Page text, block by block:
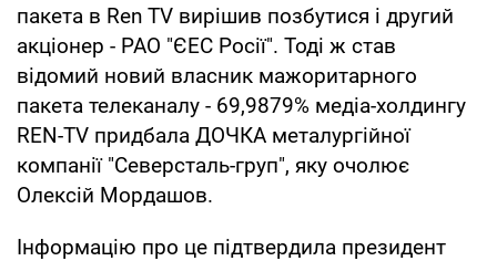
пакета в Ren TV вирішив позбутися і другий
акціонер - РАО "ЄЕС Росії". Тоді ж став
відомий новий власник мажоритарного
пакета телеканалу - 69,9879% медіа-холдингу
REN-TV придбала ДОЧКА металургійної
компанії "Северсталь-груп", яку очолює
Олексій Мордашов.
Інформацію про це підтвердила президент